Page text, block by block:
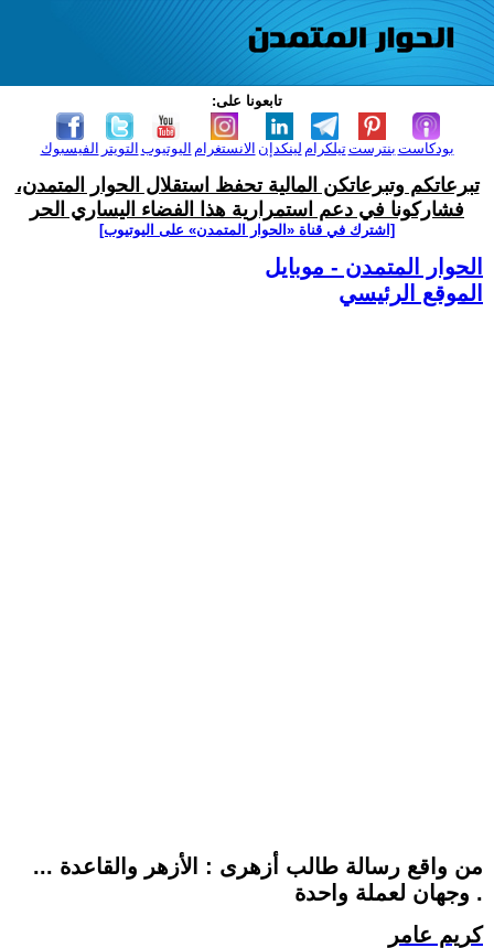
تابعونا على:
الفيسبوك التويتر اليوتيوب الانستغرام لينكدإن تيلكرامبنترست بودكاست
تبرعاتكم وتبرعاتكن المالية تحفظ استقلال الحوار المتمدن،
فشاركونا في دعم استمرارية هذا الفضاء اليساري الحر
[اشترك في قناة ‫«الحوار المتمدن» على اليوتيوب]
الحوار المتمدن - موبايل
الموقع الرئيسي
من واقع رسالة طالب أزهرى : الأزهر والقاعدة ...
وجهان لعملة واحدة .
كريم عامر